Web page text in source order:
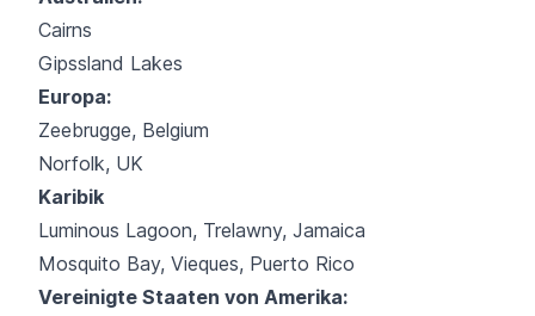
Cairns
Gipssland Lakes
Europa:
Zeebrugge, Belgium
Norfolk, UK
Karibik
Luminous Lagoon, Trelawny, Jamaica
Mosquito Bay, Vieques, Puerto Rico
Vereinigte Staaten von Amerika: